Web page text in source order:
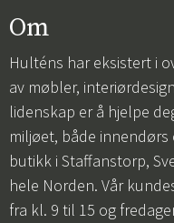
Om
Hulténs har eksistert i
av møbler,
lidenskap er å hjelpe
miljøet, både
butikk i Staffanstorp,
hele Norden. Vår
fra kl. 9 til 15 og